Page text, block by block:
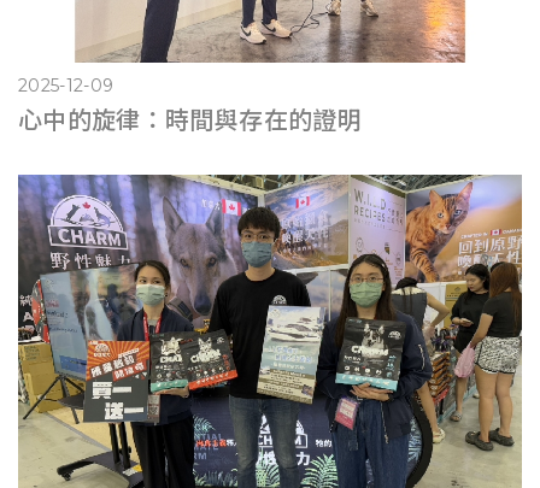
2025-12-09
心中的旋律：時間與存在的證明